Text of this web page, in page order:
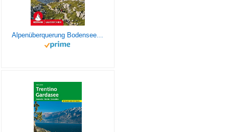
Alpenüberquerung Bodensee – Gardasee: 28 Etappen mit GPS-Tracks (Rother Wanderführer)